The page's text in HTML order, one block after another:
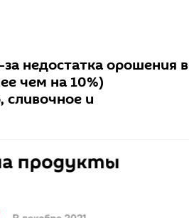
недостатка орошения в
чем на 10%)
сливочное и